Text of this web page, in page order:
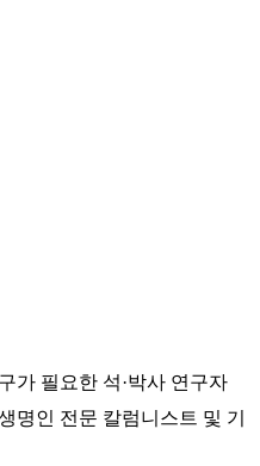
가 필요한 석·박사 연구자
명인 전문 칼럼니스트 및 기